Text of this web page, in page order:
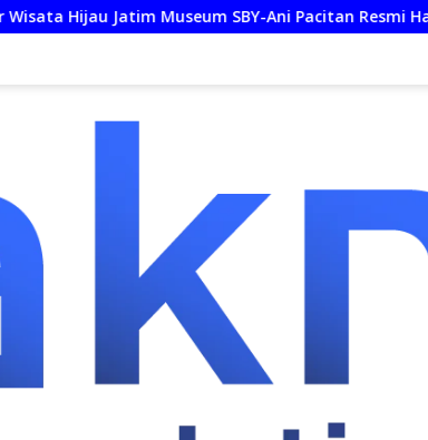
SBY-Ani Pacitan Resmi Hadirkan SPKLU